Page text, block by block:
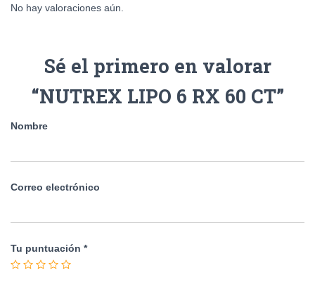
No hay valoraciones aún.
Sé el primero en valorar
“NUTREX LIPO 6 RX 60 CT”
Nombre
Correo electrónico
Tu puntuación *